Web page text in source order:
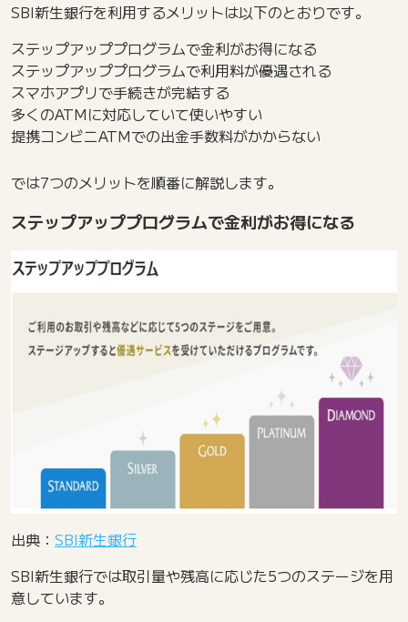
SBI新生銀行を利用するメリットは以下のとおりです。
ステップアッププログラムで金利がお得になる
ステップアッププログラムで利用料が優遇される
スマホアプリで手続きが完結する
多くのATMに対応していて使いやすい
提携コンビニATMでの出金手数料がかからない
では7つのメリットを順番に解説します。
ステップアッププログラムで金利がお得になる
出典： SBI新生銀行
SBI新生銀行では取引量や残高に応じた5つのステージを用
意しています。